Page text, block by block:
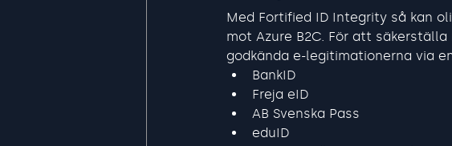
Med Fortified ID Integrity så kan
mot Azure B2C. För att
godkända e-legitimationerna via
BankID
Freja eID
AB Svenska Pass
eduID